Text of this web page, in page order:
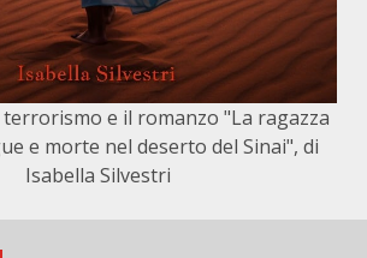
e il romanzo "La ragazza
e morte nel deserto del Sinai", di
Isabella Silvestri